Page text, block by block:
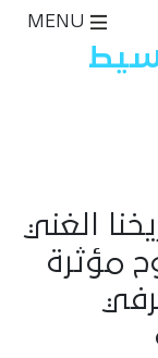
الغني
مؤثرة